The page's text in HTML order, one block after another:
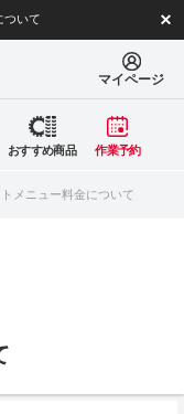
ついて
マイページ
おすすめ商品 作業予約
トメニュー料金について